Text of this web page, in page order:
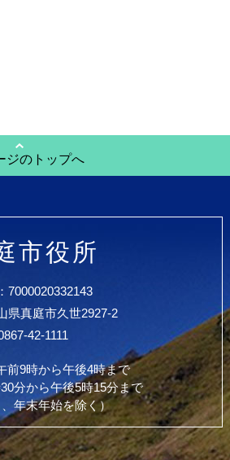
ジのトップへ
市役所
7000020332143
県真庭市久世2927-2
42-1111
前9時から午後4時まで
分から午後5時15分まで
、年末年始を除く）